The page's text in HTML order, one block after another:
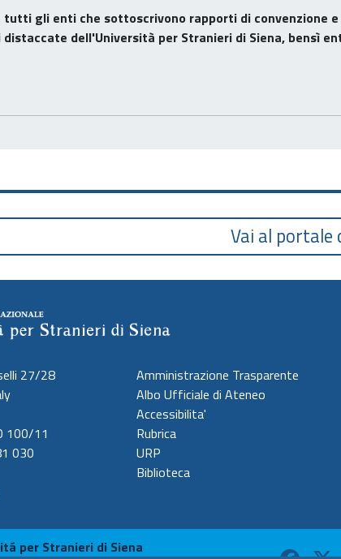
tutti gli enti che sottoscrivono rapporti di convenzione
distaccate dell'Università per Stranieri di Siena, bensì
Vai al portale
27/28
100/11
030
Amministrazione Trasparente
Albo Ufficiale di Ateneo
Accessibilita'
Rubrica
URP
Biblioteca
per Stranieri di Siena